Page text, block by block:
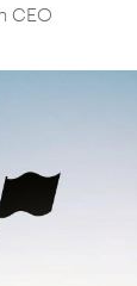
CEO